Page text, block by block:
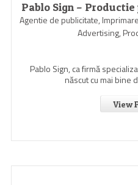
Pablo Sign –
Agentie de publicitate,
Advertising,
Pablo Sign, ca firmă
născut cu mai bine
View